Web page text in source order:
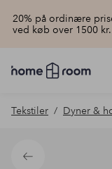
20% på ordinære
ved køb over 1500 kr.
Homeroom
–
hjemmet
pris
Tekstiler Dyner &
Tilbage